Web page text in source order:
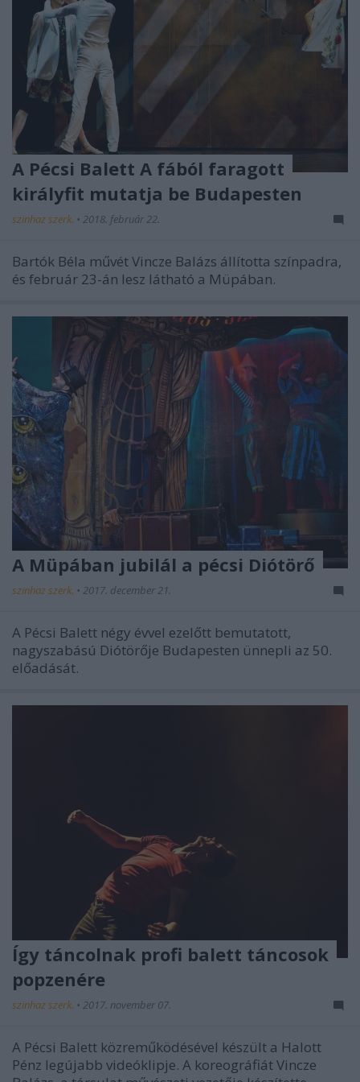
A Pécsi Balett A fából faragott
királyfit mutatja be Budapesten
szinhaz szerk. • 2018. február 22.
Bartók Béla művét Vincze Balázs állította színpadra,
és február 23-án lesz látható a Müpában.
A Müpában jubilál a pécsi Diótörő
szinhaz szerk. • 2017. december 21.
A Pécsi Balett négy évvel ezelőtt bemutatott,
nagyszabású Diótörője Budapesten ünnepli az 50.
előadását.
Így táncolnak profi balett táncosok
popzenére
szinhaz szerk. • 2017. november 07.
A Pécsi Balett közreműködésével készült a Halott
Pénz legújabb videóklipje. A koreográfiát Vincze